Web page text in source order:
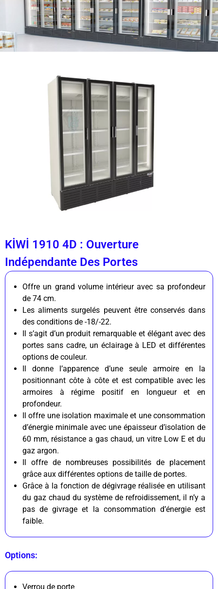
KİWİ 1910 4D : Ouverture
Indépendante Des Portes
Offre un grand volume intérieur avec sa profondeur
de 74 cm.
Les aliments surgelés peuvent être conservés dans
des conditions de -18/-22.
Il s’agit d’un produit remarquable et élégant avec des
portes sans cadre, un éclairage à LED et différentes
options de couleur.
Il donne l’apparence d’une seule armoire en la
positionnant côte à côte et est compatible avec les
armoires à régime positif en longueur et en
profondeur.
Il offre une isolation maximale et une consommation
d’énergie minimale avec une épaisseur d’isolation de
60 mm, résistance a gas chaud, un vitre Low E et du
gaz argon.
Il offre de nombreuses possibilités de placement
grâce aux différentes options de taille de portes.
Grâce à la fonction de dégivrage réalisée en utilisant
du gaz chaud du système de refroidissement, il n’y a
pas de givrage et la consommation d’énergie est
faible.
Options:
Verrou de porte